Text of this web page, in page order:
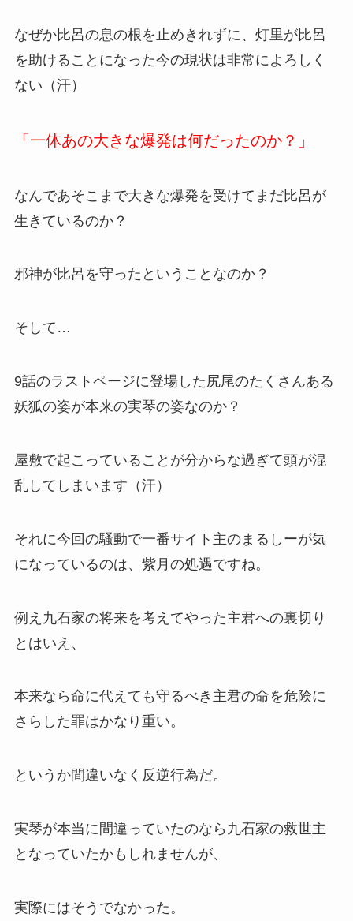
なぜか比呂の息の根を止めきれずに、灯里が比呂
を助けることになった今の現状は非常によろしく
ない（汗）
「一体あの大きな爆発は何だったのか？」
なんであそこまで大きな爆発を受けてまだ比呂が
生きているのか？
邪神が比呂を守ったということなのか？
そして…
9話のラストページに登場した尻尾のたくさんある
妖狐の姿が本来の実琴の姿なのか？
屋敷で起こっていることが分からな過ぎて頭が混
乱してしまいます（汗）
それに今回の騒動で一番サイト主のまるしーが気
になっているのは、紫月の処遇ですね。
例え九石家の将来を考えてやった主君への裏切り
とはいえ、
本来なら命に代えても守るべき主君の命を危険に
さらした罪はかなり重い。
というか間違いなく反逆行為だ。
実琴が本当に間違っていたのなら九石家の救世主
となっていたかもしれませんが、
実際にはそうでなかった。